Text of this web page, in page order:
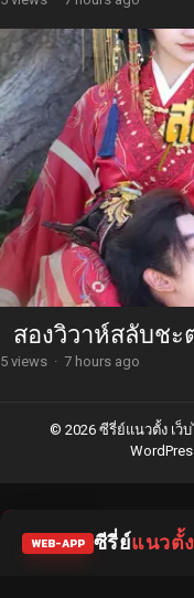
สองวิวาห์สลับชะ
5 views · 7 hours ago
© 2026 ซีรี่ย์แนวตั้ง เ
WEB-APP ซีรี่ย์แนวตั้ง